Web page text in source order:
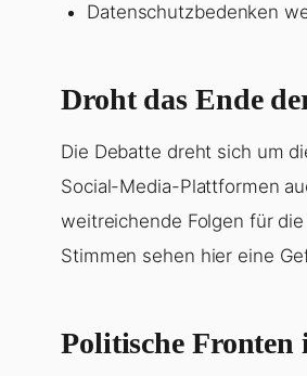
Datenschutzbedenken
Droht das Ende
Die Debatte dreht sich um
Social-Media-Plattformen
weitreichende Folgen für
Stimmen sehen hier eine
Politische Fronten